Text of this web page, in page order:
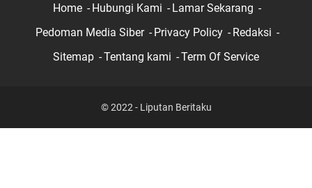
Home Hubungi Kami
Lamar Sekarang
Pedoman Media Siber
Privacy Policy
Redaksi
Sitemap
Tentang kami Term Of Service
© 2022 - Liputan Beritaku